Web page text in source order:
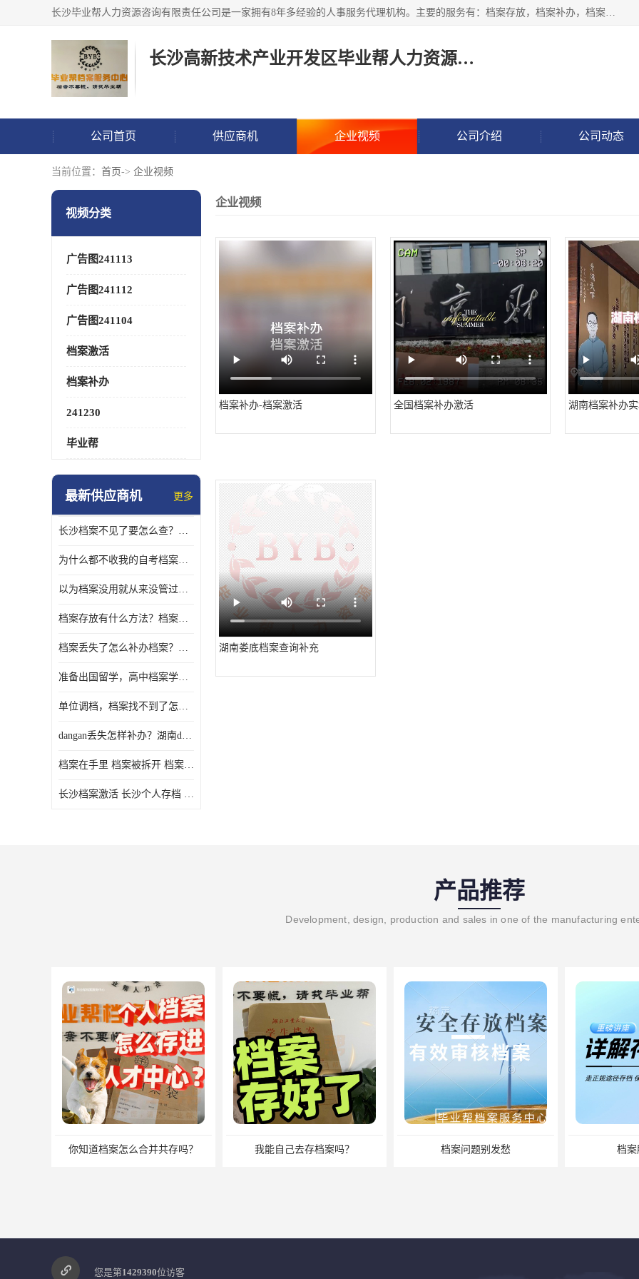
长沙毕业帮人力资源咨询有限责任公司是一家拥有8年多经验的人事服务代理机构。主要的服务有：档案存放，档案补办，档案激活，档案查询，档案查找，档案托管，档案调取，档案异地代办，档案异常处理 等；提供毕业档案处理、人事档案服务、商务代理代办、个人档案等服务，同时办事过程全程与客户沟通，确保真实、安全、可靠！
长沙高新技术产业开发区毕业帮人力资源咨询有限责任公司
公司首页 供应商机 企业视频 公司介绍 公司动态
当前位置： 首页-> 企业视频
视频分类
广告图241113
广告图241112
广告图241104
档案激活
档案补办
241230
毕业帮
最新供应商机 更多
长沙档案不见了要怎么查？档案查询 档案补办
为什么都不收我的自考档案？自考档案怎么存档？
以为档案没用就从来没管过，现在要用档案该怎么办？
档案存放有什么方法？档案在手里为什么不能用
档案丢失了怎么补办档案？湖南档案补办 档案补办方法
准备出国留学，高中档案学校发给我了怎么办？
单位调档，档案找不到了怎么办？
dangan丢失怎样补办？湖南dangan丢失补办流程介绍！
档案在手里 档案被拆开 档案补办 档案问题一站式服务
长沙档案激活 长沙个人存档 长沙档案存档
企业视频
档案补办-档案激活 全国档案补办激活 湖南档案补办
湖南娄底档案查询补充
产品推荐
Development, design, production and sales in one of the manufacturing
你知道档案怎么合并共存吗？ 我能自己去存档案吗？ 档案问题别发愁 档案
您是第1429390位访客